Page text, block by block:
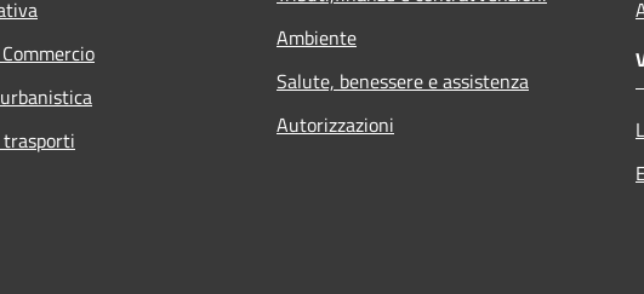
Ambiente
Salute, benessere e assistenza
Autorizzazioni